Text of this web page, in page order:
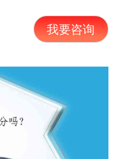
我要咨询